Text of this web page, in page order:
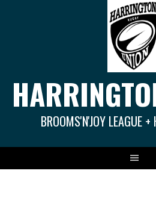
BROOMS'N'JOY LEAGUE +